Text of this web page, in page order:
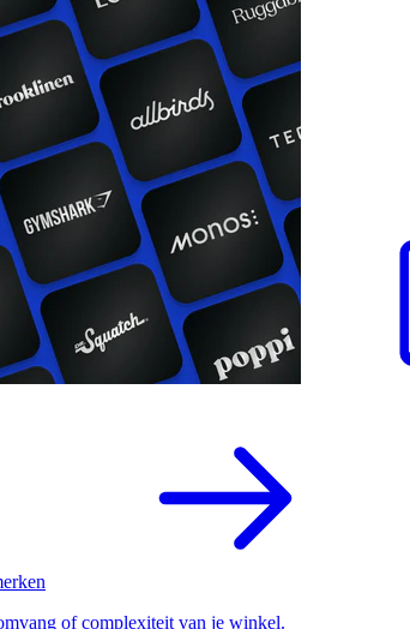
of complexiteit van je winkel.